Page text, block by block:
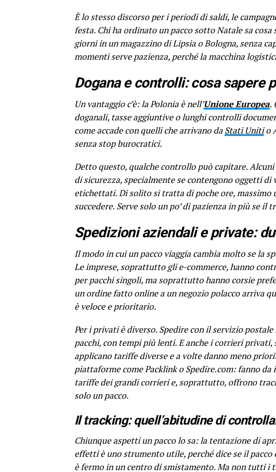
È lo stesso discorso per i periodi di saldi, le
festa. Chi ha ordinato un pacco sotto Natale sa
giorni in un magazzino di Lipsia o Bologna, senza
momenti serve pazienza, perché la macchina
Dogana e controlli: cosa sapere
Un vantaggio c’è: la Polonia è nell’Unione Europea.
doganali, tasse aggiuntive o lunghi controlli
come accade con quelli che arrivano da Stati Unitio
senza stop burocratici.
Detto questo, qualche controllo può capitare.
di sicurezza, specialmente se contengono oggetti
etichettati. Di solito si tratta di poche ore, massimo
succedere. Serve solo un po’ di pazienza in più se il
Spedizioni aziendali e private:
Il modo in cui un pacco viaggia cambia molto se la
Le imprese, soprattutto gli e-commerce, hanno
per pacchi singoli, ma soprattutto hanno corsie
un ordine fatto online a un negozio polacco arriva
è veloce e prioritario.
Per i privati è diverso. Spedire con il servizio
pacchi, con tempi più lenti. E anche i corrieri privati,
applicano tariffe diverse e a volte danno meno
piattaforme come Packlink o Spedire.com: fanno
tariffe dei grandi corrieri e, soprattutto, offrono
solo un pacco.
Il tracking: quell’abitudine di
Chiunque aspetti un pacco lo sa: la tentazione di
effetti è uno strumento utile, perché dice se il
è fermo in un centro di smistamento. Ma non tutti i